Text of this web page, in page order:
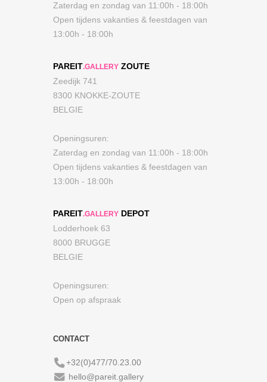
Zaterdag en zondag van 11:00h - 18:00h
Open tijdens vakanties & feestdagen van
13:00h - 18:00h
PAREIT.GALLERY ZOUTE
Zeedijk 741
8300 KNOKKE-ZOUTE
BELGIE
Openingsuren:
Zaterdag en zondag van 11:00h - 18:00h
Open tijdens vakanties & feestdagen van
13:00h - 18:00h
PAREIT.GALLERY DEPOT
Lodderhoek 63
8000 BRUGGE
BELGIE
Openingsuren:
Open op afspraak
CONTACT
+32(0)477/70.23.00
hello@pareit.gallery